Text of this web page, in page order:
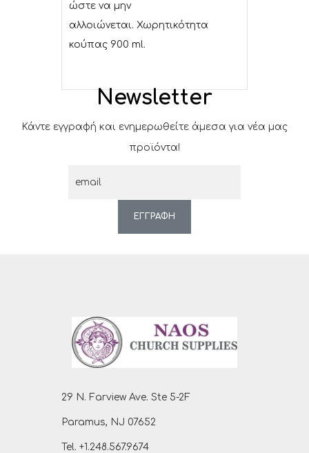
ώστε να μην
αλλοιώνεται. Χωρητικότητα
κούπας 900 ml.
Newsletter
Κάντε εγγραφή και ενημερωθείτε άμεσα για νέα μας
προϊόντα!
ΕΓΓΡΑΦΗ
29 N. Farview Ave. Ste 5-2F
Paramus, NJ 07652
Tel. +1.248.567.9674